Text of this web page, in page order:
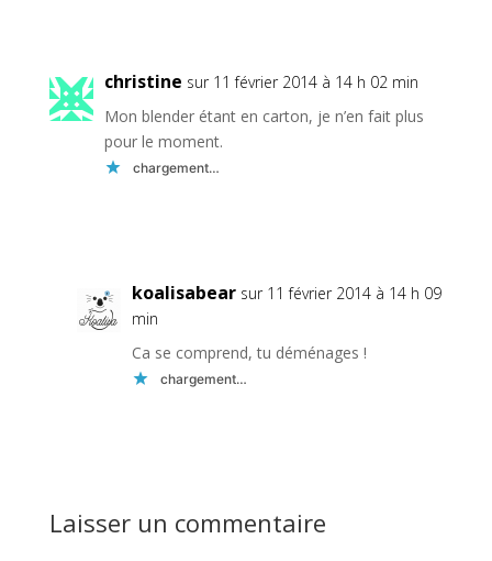
christine sur 11 février 2014 à 14 h 02 min
Mon blender étant en carton, je n’en fait plus
pour le moment.
chargement…
koalisabear sur 11 février 2014 à 14 h 09
min
Ca se comprend, tu déménages !
chargement…
Laisser un commentaire